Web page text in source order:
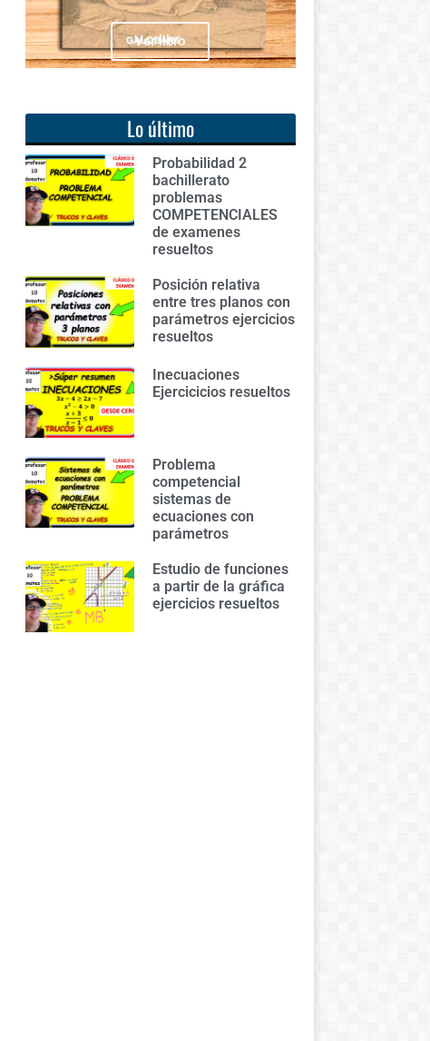
Ver libro
Lo último
Probabilidad 2
bachillerato
problemas
COMPETENCIALES
de examenes
resueltos
Posición relativa
entre tres planos con
parámetros ejercicios
resueltos
Inecuaciones
Ejercicicios resueltos
Problema
competencial
sistemas de
ecuaciones con
parámetros
Estudio de funciones
a partir de la gráfica
ejercicios resueltos